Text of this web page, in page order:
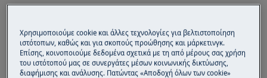
ΠΡΟΣΟΧΗ!ΚΙΝΔΥΝΟΣ ΠΝΙΓΜΟΥ
Χρησιμοποιούμε cookie και άλλες τεχνολογίες για βελτιστοποίηση
ιστότοπων, καθώς και για σκοπούς προώθησης και μάρκετινγκ.
Επίσης, κοινοποιούμε δεδομένα σχετικά με τη από μέρους σας χρήση
του ιστότοπού μας σε συνεργάτες μέσων κοινωνικής δικτύωσης,
διαφήμισης και ανάλυσης. Πατώντας «Αποδοχή όλων των cookie»